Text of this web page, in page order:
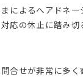
によるヘアドネ
応の休止に踏み
合せが非常に多